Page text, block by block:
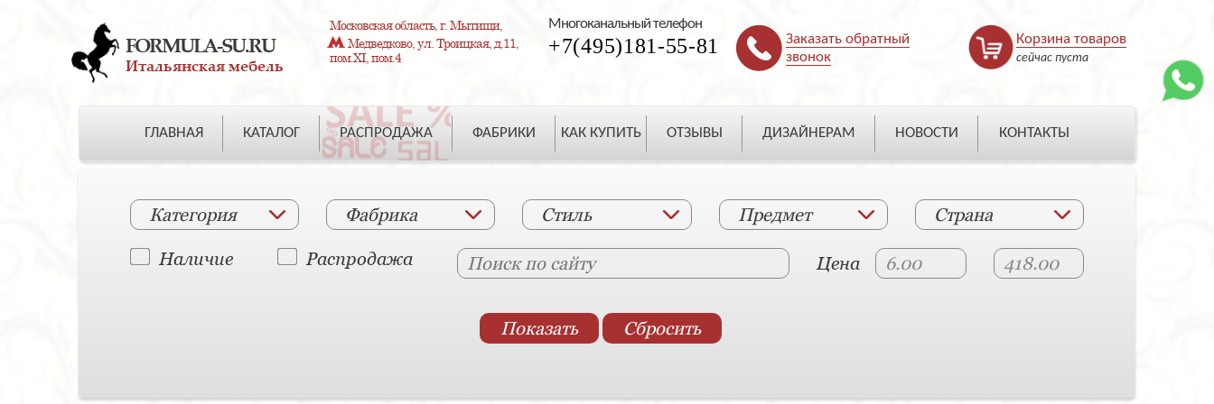
FORMULA-SU.RU
Итальянская мебель
Московская область, г. Мытищи,
Медведково, ул. Троицкая, д.11,
пом.XI, пом.4
Многоканальный телефон
+7(495)181-55-81
Заказать обратный
звонок
Корзина товаров
сейчас пуста
ГЛАВНАЯ КАТАЛОГ РАСПРОДАЖА ФАБРИКИ КАК КУПИТЬ ОТЗЫВЫ ДИЗАЙНЕРАМ НОВОСТИ КОНТАКТЫ
Категория Фабрика Стиль Предмет Страна
Наличие Распродажа Цена